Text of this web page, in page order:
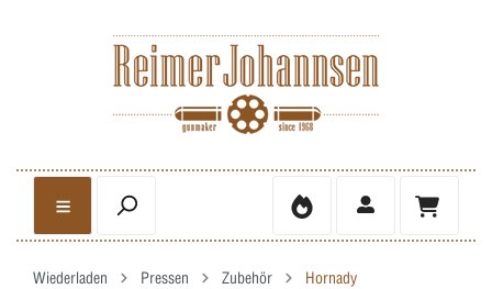
Wiederladen Pressen Zubehör Hornady